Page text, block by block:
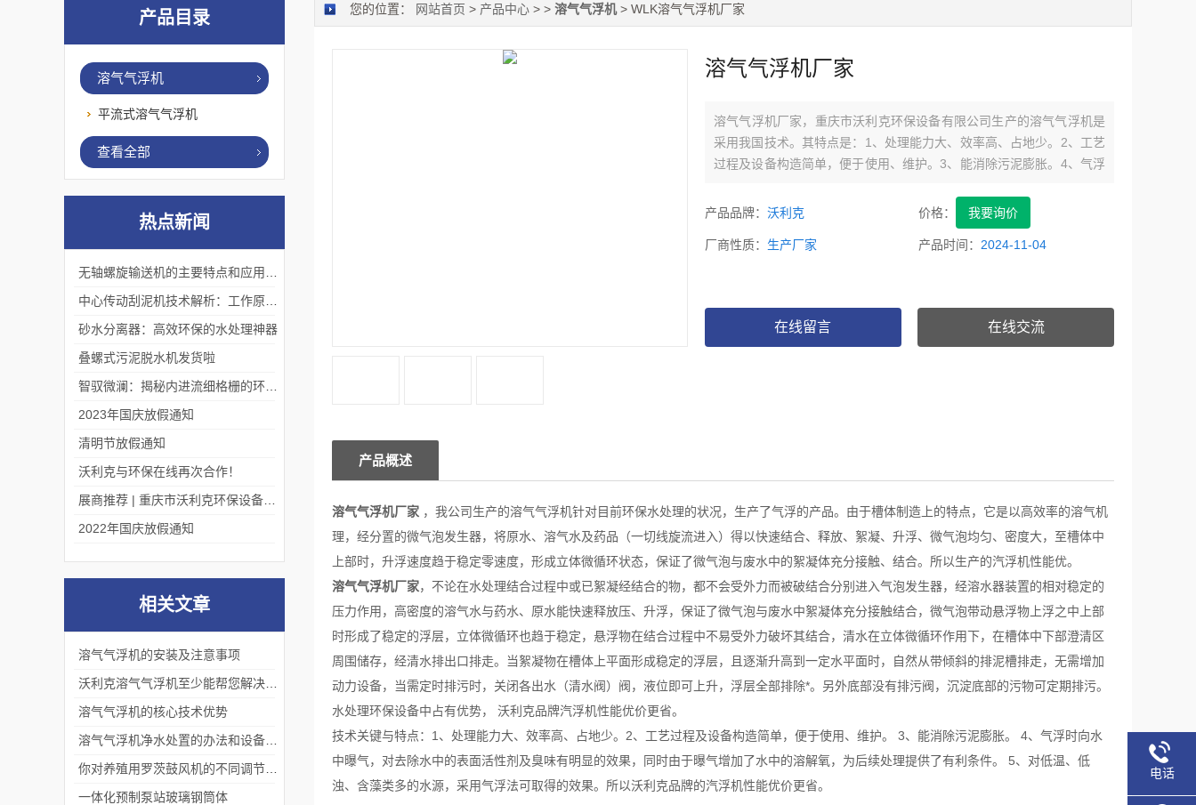
您的位置： 网站首页 > 产品中心 > > 溶气气浮机> WLK溶气气浮机厂家
溶气气浮机厂家
溶气气浮机厂家，重庆市沃利克环保设备有限公司生产的溶气气浮机是
采用我国技术。其特点是：1、处理能力大、效率高、占地少。2、工艺
过程及设备构造简单，便于使用、维护。3、能消除污泥膨胀。4、气浮
于曝气增加了水中的溶解氧，为后续处理提供了有利条件。
产品品牌： 沃利克 价格： 我要询价
厂商性质： 生产厂家 产品时间： 2024-11-04
在线留言 在线交流
产品概述
溶气气浮机厂家 ，我公司生产的溶气气浮机针对目前环保水处理的状况，生产了气浮的产品。由于槽体制造上的特点，它是以高效率的溶气机
理，经分置的微气泡发生器，将原水、溶气水及药品（一切线旋流进入）得以快速结合、释放、絮凝、升浮、微气泡均匀、密度大，至槽体中
上部时，升浮速度趋于稳定零速度，形成立体微循环状态，保证了微气泡与废水中的絮凝体充分接触、结合。所以生产的汽浮机性能优。
溶气气浮机厂家，不论在水处理结合过程中或已絮凝经结合的物，都不会受外力而被破结合分别进入气泡发生器，经溶水器装置的相对稳定的
压力作用，高密度的溶气水与药水、原水能快速释放压、升浮，保证了微气泡与废水中絮凝体充分接触结合，微气泡带动悬浮物上浮之中上部
时形成了稳定的浮层，立体微循环也趋于稳定，悬浮物在结合过程中不易受外力破坏其结合，清水在立体微循环作用下，在槽体中下部澄清区
周围储存，经清水排出口排走。当絮凝物在槽体上平面形成稳定的浮层，且逐渐升高到一定水平面时，自然从带倾斜的排泥槽排走，无需增加
动力设备，当需定时排污时，关闭各出水（清水阀）阀，液位即可上升，浮层全部排除*。另外底部没有排污阀，沉淀底部的污物可定期排污。
水处理环保设备中占有优势， 沃利克品牌汽浮机性能优价更省。
技术关键与特点：1、处理能力大、效率高、占地少。2、工艺过程及设备构造简单，便于使用、维护。 3、能消除污泥膨胀。 4、气浮时向水
中曝气，对去除水中的表面活性剂及臭味有明显的效果，同时由于曝气增加了水中的溶解氧，为后续处理提供了有利条件。 5、对低温、低
浊、含藻类多的水源，采用气浮法可取得的效果。所以沃利克品牌的汽浮机性能优价更省。
产品目录
溶气气浮机
平流式溶气气浮机
查看全部
热点新闻
砂水分离器：高效环保的水处理神器
叠螺式污泥脱水机发货啦
2023年国庆放假通知
清明节放假通知
沃利克与环保在线再次合作！
2022年国庆放假通知
相关文章
溶气气浮机的安装及注意事项
溶气气浮机的核心技术优势
一体化预制泵站玻璃钢筒体
电话